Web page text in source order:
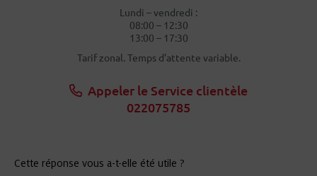
Lundi – vendredi :
08:00 – 12:30
13:00 – 17:30
Tarif zonal. Temps d’attente variable.
Appeler le Service clientèle
022075785